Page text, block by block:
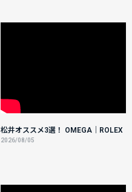
松井オススメ3選！ OMEGA｜ROLEX
2026/08/05